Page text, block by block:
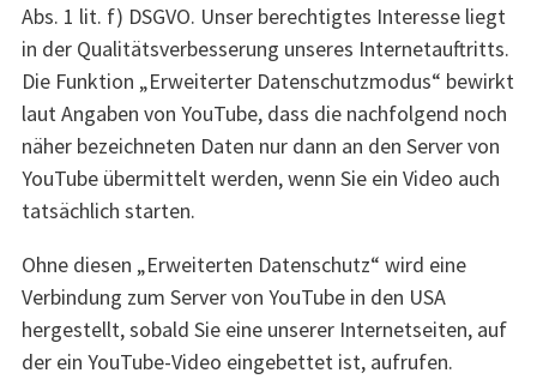
Abs. 1 lit. f) DSGVO. Unser berechtigtes Interesse liegt
in der Qualitätsverbesserung unseres Internetauftritts.
Die Funktion „Erweiterter Datenschutzmodus“ bewirkt
laut Angaben von YouTube, dass die nachfolgend noch
näher bezeichneten Daten nur dann an den Server von
YouTube übermittelt werden, wenn Sie ein Video auch
tatsächlich starten.
Ohne diesen „Erweiterten Datenschutz“ wird eine
Verbindung zum Server von YouTube in den USA
hergestellt, sobald Sie eine unserer Internetseiten, auf
der ein YouTube-Video eingebettet ist, aufrufen.